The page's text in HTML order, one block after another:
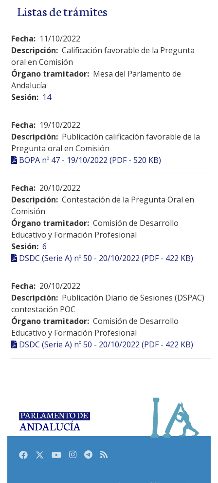
Listas de trámites
Fecha: 11/10/2022
Descripción: Calificación favorable de la Pregunta
oral en Comisión
Órgano tramitador: Mesa del Parlamento de
Andalucía
Sesión: 14
Fecha: 19/10/2022
Descripción: Publicación calificación favorable de la
Pregunta oral en Comisión
BOPA nº 47 - 19/10/2022 (PDF - 520 KB)
Fecha: 20/10/2022
Descripción: Contestación de la Pregunta Oral en
Comisión
Órgano tramitador: Comisión de Desarrollo
Educativo y Formación Profesional
Sesión: 6
DSDC (Serie A) nº 50 - 20/10/2022 (PDF - 422 KB)
Fecha: 20/10/2022
Descripción: Publicación Diario de Sesiones (DSPAC)
contestación POC
Órgano tramitador: Comisión de Desarrollo
Educativo y Formación Profesional
DSDC (Serie A) nº 50 - 20/10/2022 (PDF - 422 KB)
FacebookTwitterYoutubeInstagram
Telegram
RSS